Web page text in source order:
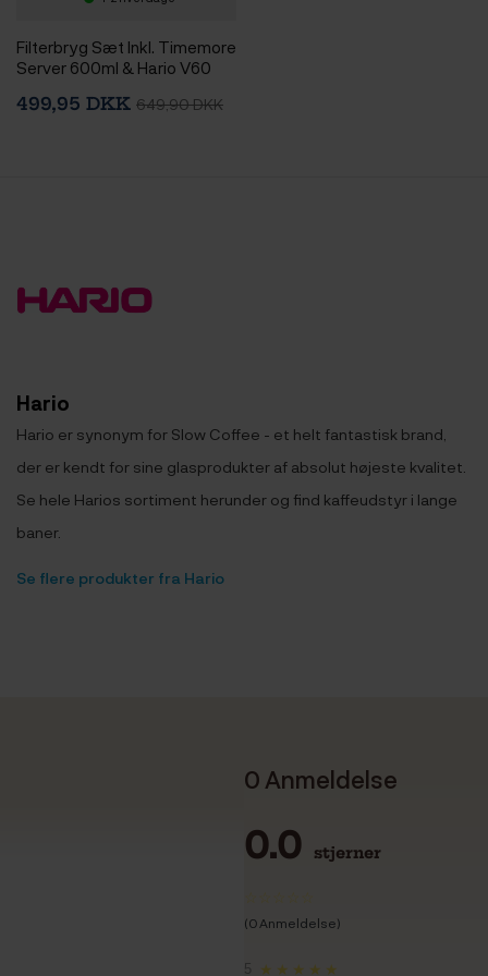
Filterbryg Sæt Inkl. Timemore
Server 600ml & Hario V60
Keramik 2 Kop. Hvid & 100
499,95 DKK 649,90 DKK
Hario
Hario er synonym for Slow Coffee - et helt fantastisk brand,
der er kendt for sine glasprodukter af absolut højeste kvalitet.
Se hele Harios sortiment herunder og find kaffeudstyr i lange
baner.
Se flere produkter fra Hario
0 Anmeldelse
0.0 stjerner
(0 Anmeldelse)
5 ★★★★★